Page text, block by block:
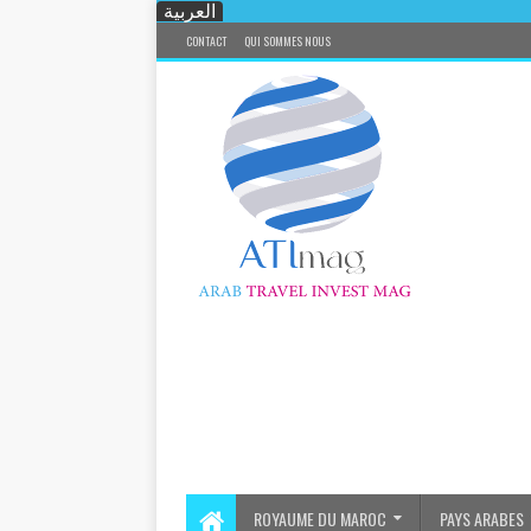
العربية
CONTACT QUI SOMMES NOUS
ROYAUME DU MAROC PAYS ARABES